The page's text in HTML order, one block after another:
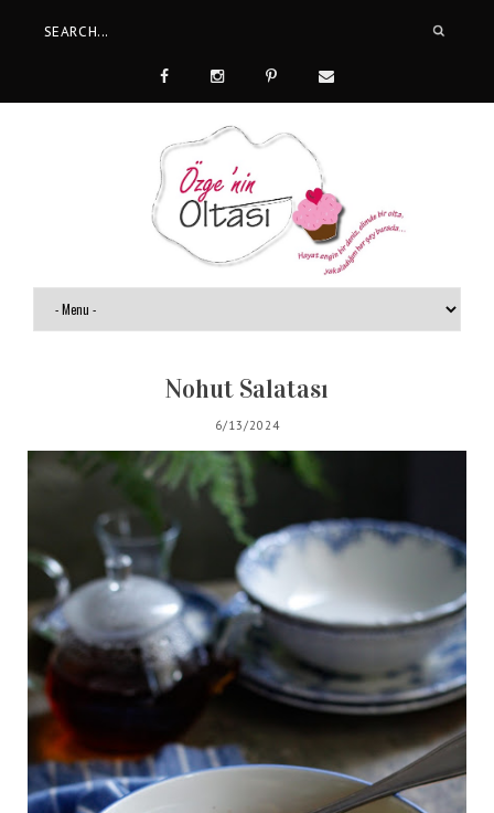
Nohut Salatası
6/13/2024